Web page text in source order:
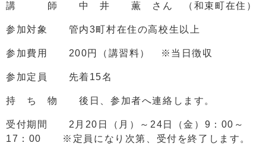
講 師 中 井 薫 さん （和束町在住）
参加対象 管内3町村在住の高校生以上
参加費用 200円（講習料） ※当日徴収
参加定員 先着15名
持 ち 物 後日、参加者へ連絡します。
受付期間 2月20日（月）～24日（金）9：00～
17：00 ※定員になり次第、受付を終了します。